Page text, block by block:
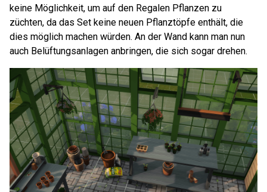
keine Möglichkeit, um auf den Regalen Pflanzen zu
züchten, da das Set keine neuen Pflanztöpfe enthält, die
dies möglich machen würden. An der Wand kann man nun
auch Belüftungsanlagen anbringen, die sich sogar drehen.